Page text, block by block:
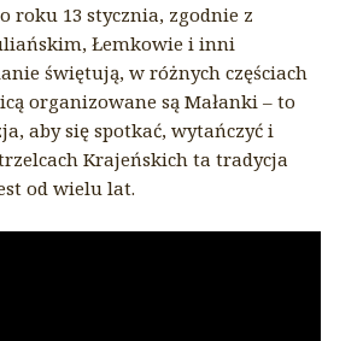
roku 13 stycznia, zgodnie z
Łemkowie i inni
świętują, w różnych częściach
organizowane są Małanki – to
aby się spotkać, wytańczyć i
Krajeńskich ta tradycja
od wielu lat.